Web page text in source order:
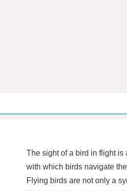
The sight of a bird in flight
with which birds navigate
Flying birds are not only a